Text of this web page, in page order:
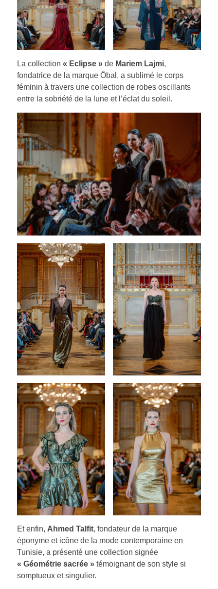
La collection « Eclipse » de Mariem Lajmi,
fondatrice de la marque Ôbal, a sublimé le corps
féminin à travers une collection de robes oscillants
entre la sobriété de la lune et l’éclat du soleil.
Et enfin, Ahmed Talfit, fondateur de la marque
éponyme et icône de la mode contemporaine en
Tunisie, a présenté une collection signée
« Géométrie sacrée » témoignant de son style si
somptueux et singulier.